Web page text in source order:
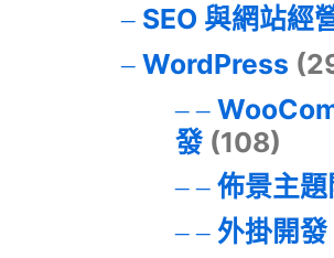
SEO 與網站經
WordPress
發(108)
佈景主
外掛開發